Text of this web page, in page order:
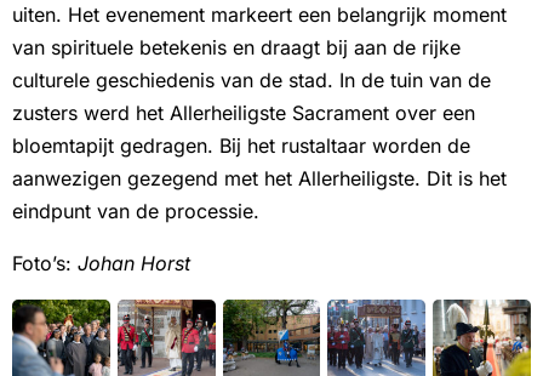
uiten. Het evenement markeert een belangrijk moment
van spirituele betekenis en draagt bij aan de rijke
culturele geschiedenis van de stad. In de tuin van de
zusters werd het Allerheiligste Sacrament over een
bloemtapijt gedragen. Bij het rustaltaar worden de
aanwezigen gezegend met het Allerheiligste. Dit is het
eindpunt van de processie.
Foto’s: Johan Horst